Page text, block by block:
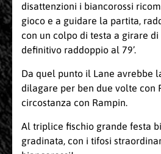
disattenzioni i biancorossi
gioco e a guidare la partita,
con un colpo di testa a girare
definitivo raddoppio al 79’.
Da quel punto il Lane avrebbe
dilagare per ben due volte con
circostanza con Rampin.
Al triplice fischio grande festa
gradinata, con i tifosi